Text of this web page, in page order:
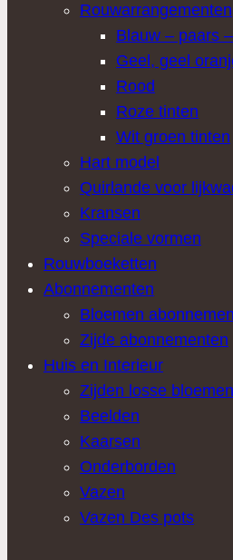
Rouwarrangementen
Blauw – paars
Geel, geel
Rood
Roze tinten
Wit groen tinten
Hart model
Quirlande voor
Kransen
Speciale vormen
Rouwboeketten
Abonnementen
Bloemen
Zijde abonnementen
Huis en Interieur
Zijden losse bloemen
Beelden
Kaarsen
Onderborden
Vazen
Vazen Des pots